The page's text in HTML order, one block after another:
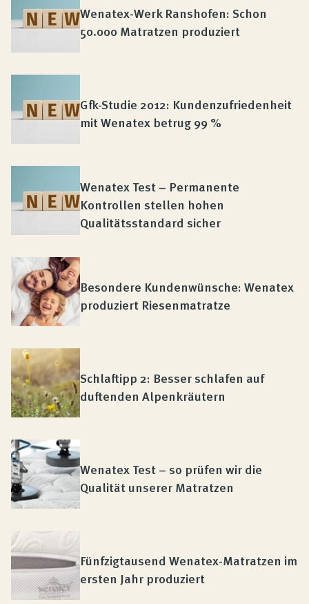
Wenatex-Werk Ranshofen: Schon
50.000 Matratzen produziert
Gfk-Studie 2012: Kundenzufriedenheit
mit Wenatex betrug 99 %
Wenatex Test – Permanente
Kontrollen stellen hohen
Qualitätsstandard sicher
Besondere Kundenwünsche: Wenatex
produziert Riesenmatratze
Schlaftipp 2: Besser schlafen auf
duftenden Alpenkräutern
Wenatex Test – so prüfen wir die
Qualität unserer Matratzen
Fünfzigtausend Wenatex-Matratzen im
ersten Jahr produziert